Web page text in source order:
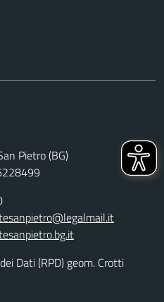
Pietro (BG)
Dati (RPD) geom. Crotti